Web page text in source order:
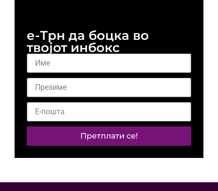
е-Трн да боцка во
твојот инбокс
Претплати се!